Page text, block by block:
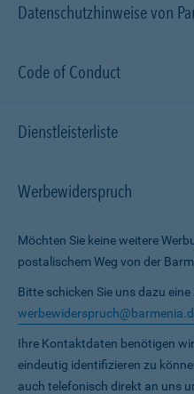
Datenschutzhinweise von
Code of Conduct
Dienstleisterliste
Werbewiderspruch
Möchten Sie keine weitere
postalischem Weg von der
Bitte schicken Sie uns dazu
Ihre Kontaktdaten benötigen
eindeutig identifizieren zu
auch telefonisch direkt an uns